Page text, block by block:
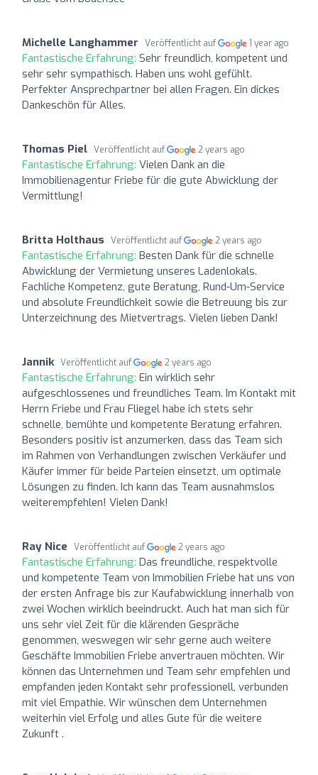
Michelle Langhammer Veröffentlicht auf 1 year ago
Fantastische Erfahrung: Sehr freundlich, kompetent und
sehr sehr sympathisch. Haben uns wohl gefühlt.
Perfekter Ansprechpartner bei allen Fragen. Ein dickes
Dankeschön für Alles.
Thomas Piel Veröffentlicht auf 2 years ago
Fantastische Erfahrung: Vielen Dank an die
Immobilienagentur Friebe für die gute Abwicklung der
Vermittlung!
Britta Holthaus Veröffentlicht auf 2 years ago
Fantastische Erfahrung: Besten Dank für die schnelle
Abwicklung der Vermietung unseres Ladenlokals.
Fachliche Kompetenz, gute Beratung, Rund-Um-Service
und absolute Freundlichkeit sowie die Betreuung bis zur
Unterzeichnung des Mietvertrags. Vielen lieben Dank!
Jannik Veröffentlicht auf 2 years ago
Fantastische Erfahrung: Ein wirklich sehr
aufgeschlossenes und freundliches Team. Im Kontakt mit
Herrn Friebe und Frau Fliegel habe ich stets sehr
schnelle, bemühte und kompetente Beratung erfahren.
Besonders positiv ist anzumerken, dass das Team sich
im Rahmen von Verhandlungen zwischen Verkäufer und
Käufer immer für beide Parteien einsetzt, um optimale
Lösungen zu finden. Ich kann das Team ausnahmslos
weiterempfehlen! Vielen Dank!
Ray Nice Veröffentlicht auf 2 years ago
Fantastische Erfahrung: Das freundliche, respektvolle
und kompetente Team von Immobilien Friebe hat uns von
der ersten Anfrage bis zur Kaufabwicklung innerhalb von
zwei Wochen wirklich beeindruckt. Auch hat man sich für
uns sehr viel Zeit für die klärenden Gespräche
genommen, weswegen wir sehr gerne auch weitere
Geschäfte Immobilien Friebe anvertrauen möchten. Wir
können das Unternehmen und Team sehr empfehlen und
empfanden jeden Kontakt sehr professionell, verbunden
mit viel Empathie. Wir wünschen dem Unternehmen
weiterhin viel Erfolg und alles Gute für die weitere
Zukunft .